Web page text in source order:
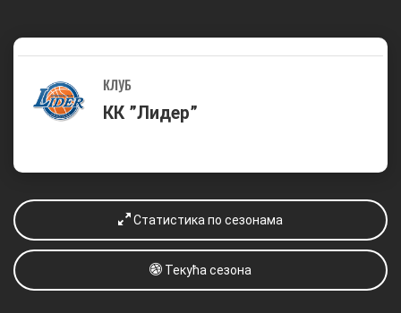
КЛУБ
КК ”Лидер”
Статистика по сезонама
Текућа сезона